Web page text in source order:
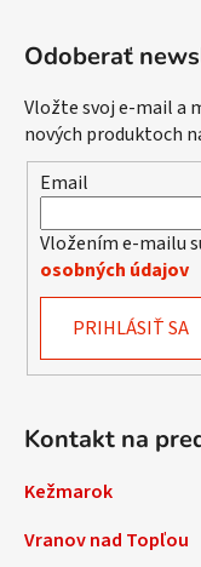
Odoberať
Vložte svoj e-mail a
nových produktoch
Email
Vložením e-mailu
osobných údajov
PRIHLÁSIŤ SA
Kontakt na
Kežmarok
Vranov nad Topľou